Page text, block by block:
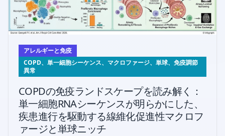
アレルギーと免疫
COPD、単一細胞シーケンス、マクロファージ、単球、免疫調節
異常
COPDの免疫ランドスケープを読み解く：
単一細胞RNAシーケンスが明らかにした、
疾患進行を駆動する線維化促進性マクロフ
ァージと単球ニッチ